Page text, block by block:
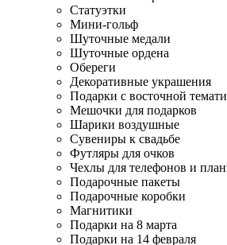
Статуэтки
Мини-гольф
Шуточные медали
Шуточные ордена
Обереги
Декоративные украшения
Подарки с восточной
Мешочки для подарков
Шарики воздушные
Сувениры к свадьбе
Футляры для очков
Чехлы для телефонов и
Подарочные пакеты
Подарочные коробки
Магнитики
Подарки на 8 марта
Подарки на 14 февраля